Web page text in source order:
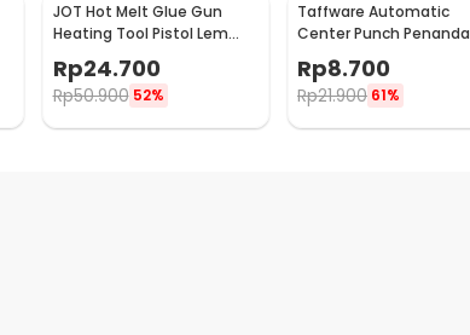
JOT Hot Melt Glue Gun
Heating Tool Pistol Lem
302
Rp24.700
Rp50.900 52%
Taffware Automatic
Center Punch Penanda
Titik Bor
Rp8.700
Rp21.900 61%